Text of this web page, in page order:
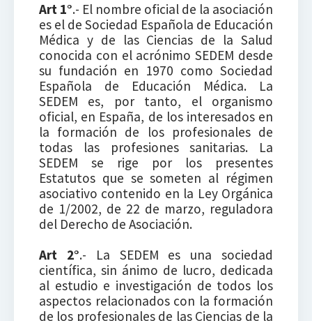
Art 1°.- El nombre oficial de la asociación
es el de Sociedad Española de Educación
Médica y de las Ciencias de la Salud
conocida con el acrónimo SEDEM desde
su fundación en 1970 como Sociedad
Española de Educación Médica. La
SEDEM es, por tanto, el organismo
oficial, en España, de los interesados en
la formación de los profesionales de
todas las profesiones sanitarias. La
SEDEM se rige por los presentes
Estatutos que se someten al régimen
asociativo contenido en la Ley Orgánica
de 1/2002, de 22 de marzo, reguladora
del Derecho de Asociación.
Art 2°.- La SEDEM es una sociedad
científica, sin ánimo de lucro, dedicada
al estudio e investigación de todos los
aspectos relacionados con la formación
de los profesionales de las Ciencias de la